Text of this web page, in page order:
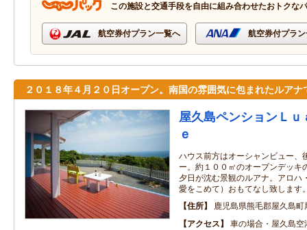
この施設と交通手段を自由に組み合わせたおトクな
航空券付プラン一覧へ 航空券付プラ
２０１８年４月２０日オープン。南国の雰囲気に包まれたルアナ
屋久島ペンションＬ
ｅ
ハウス前方はオーシャンビュー、
ー。約１００㎡のオープンデッキ
夕日が沈む景観のルアナ。アロハ
愛をこめて）おもてなし致します
住所
鹿児島県熊毛郡屋久島
アクセス
車の場合・屋久島